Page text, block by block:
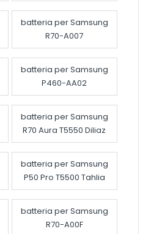
batteria per Samsung
R70-A007
batteria per Samsung
P460-AA02
batteria per Samsung
R70 Aura T5550 Diliaz
batteria per Samsung
P50 Pro T5500 Tahlia
batteria per Samsung
R70-A00F